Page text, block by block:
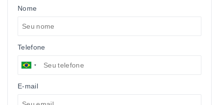
Nome
Telefone
E-mail